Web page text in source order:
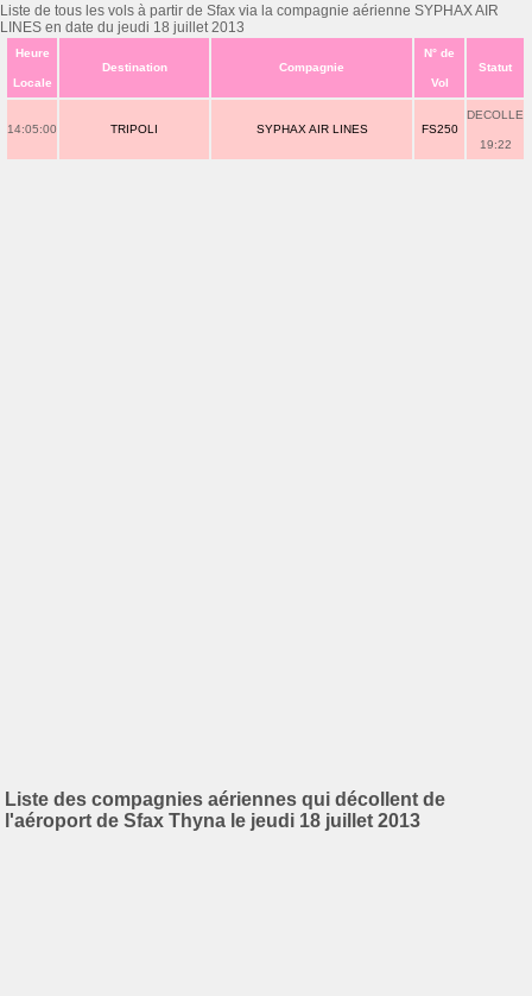
Liste de tous les vols à partir de Sfax via la compagnie aérienne SYPHAX AIR
LINES en date du jeudi 18 juillet 2013
Heure
Locale
Destination Compagnie
N° de
Vol
Statut
14:05:00 TRIPOLI SYPHAX AIR LINES FS250
DECOLLE
19:22
Liste des compagnies aériennes qui décollent de
l'aéroport de Sfax Thyna le jeudi 18 juillet 2013